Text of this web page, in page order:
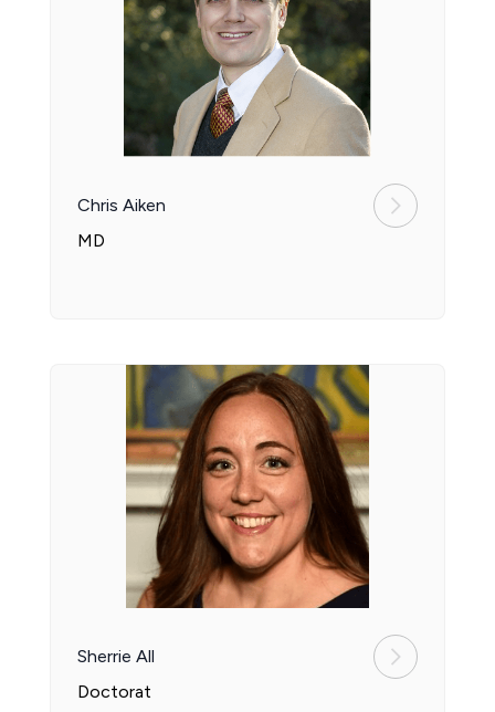
Chris Aiken
MD
Sherrie All
Doctorat